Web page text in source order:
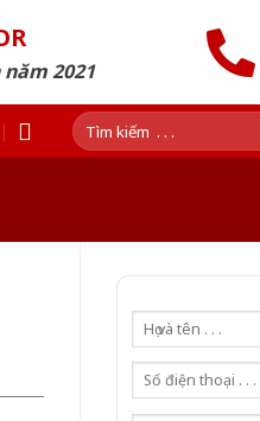
2021
Tìm
kiếm: